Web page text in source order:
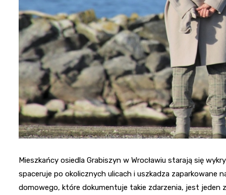
Mieszkańcy osiedla Grabiszyn w Wrocławiu starają się
spaceruje po okolicznych ulicach i uszkadza zaparkowane
domowego, które dokumentuje takie zdarzenia, jest jeden